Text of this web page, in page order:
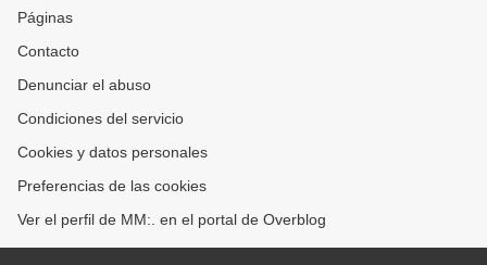
Páginas
Contacto
Denunciar el abuso
Condiciones del servicio
Cookies y datos personales
Preferencias de las cookies
Ver el perfil de MM:. en el portal de Overblog